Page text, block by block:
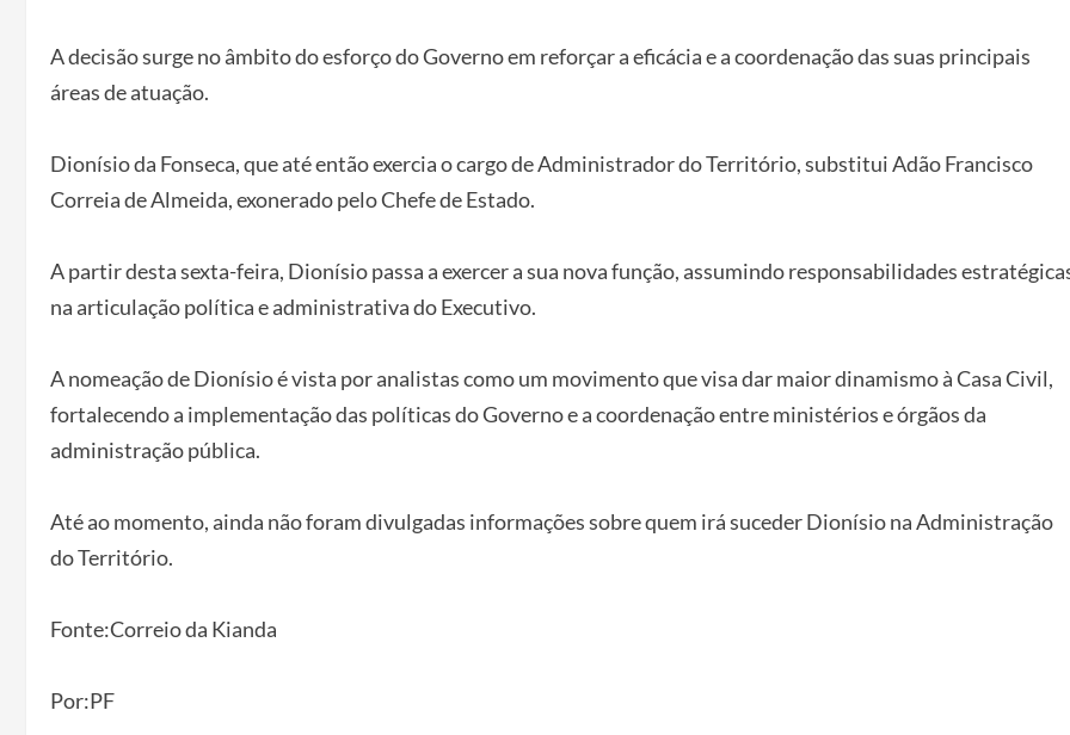
A decisão surge no âmbito do esforço do Governo em reforçar a eficácia e a coordenação das suas principais
áreas de atuação.
Dionísio da Fonseca, que até então exercia o cargo de Administrador do Território, substitui Adão Francisco
Correia de Almeida, exonerado pelo Chefe de Estado.
A partir desta sexta-feira, Dionísio passa a exercer a sua nova função, assumindo responsabilidades
na articulação política e administrativa do Executivo.
A nomeação de Dionísio é vista por analistas como um movimento que visa dar maior dinamismo à Casa Civil,
fortalecendo a implementação das políticas do Governo e a coordenação entre ministérios e órgãos da
administração pública.
Até ao momento, ainda não foram divulgadas informações sobre quem irá suceder Dionísio na Administração
do Território.
Fonte:Correio da Kianda
Por:PF